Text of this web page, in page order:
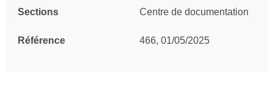
Sections Centre de documentation
Référence 466, 01/05/2025